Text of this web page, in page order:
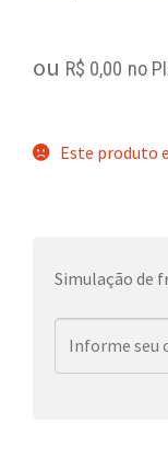
ou R$ 0,00 no
Este produto
Simulação de